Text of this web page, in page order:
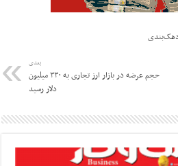
بعدی
حجم عرضه در بازار ارز تجاری به ۳۳۰ میلیون
دلار رسید